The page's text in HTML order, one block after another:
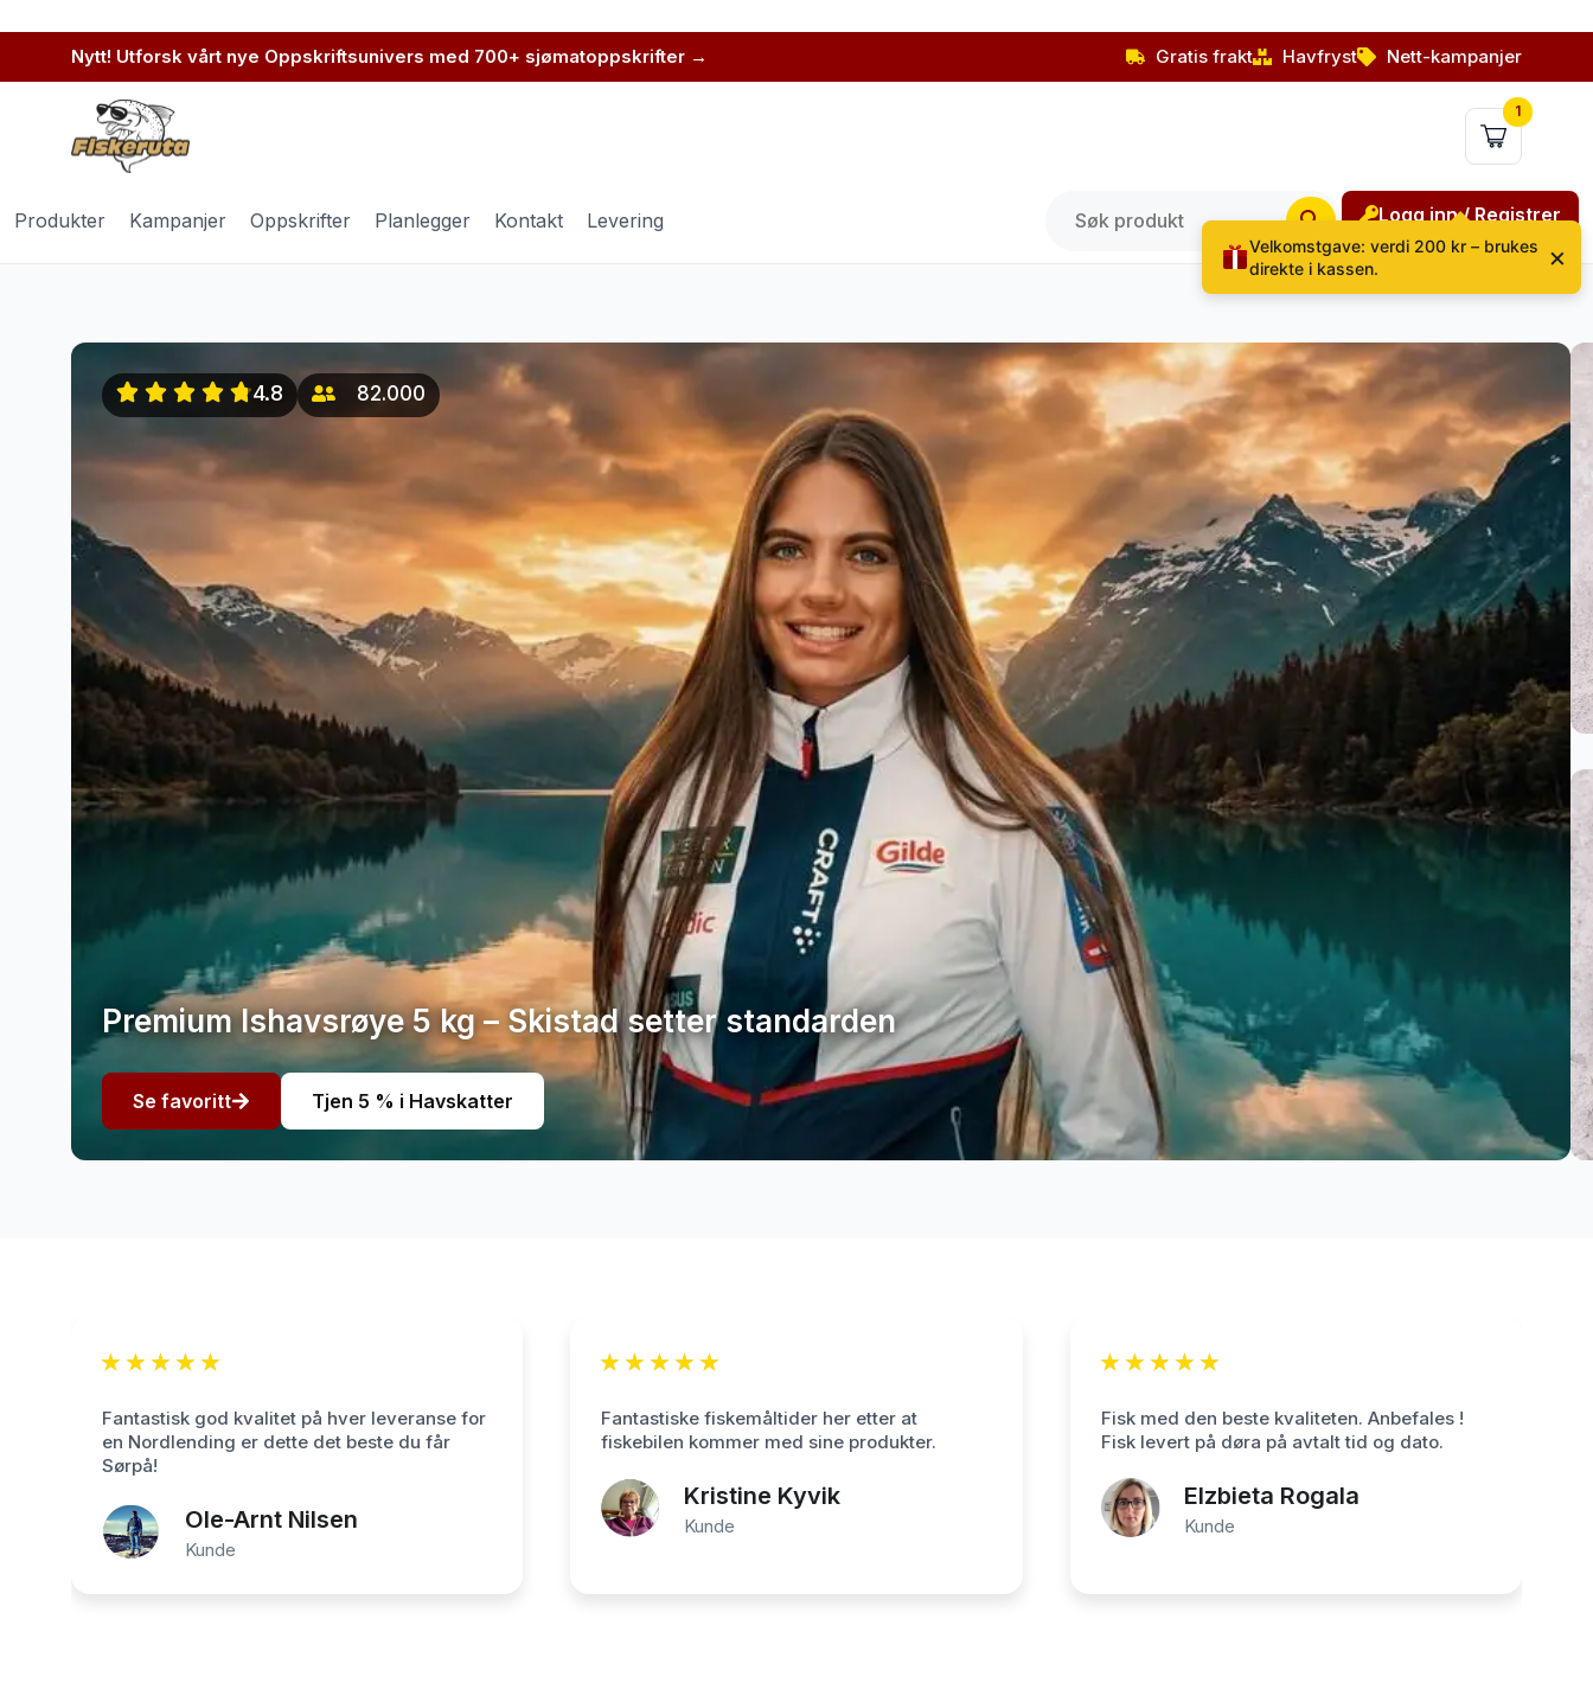
Premium fisk og sjømat levert hjem
Nytt! Utforsk vårt nye Oppskriftsunivers med 700+ sjømatoppskrifter → Gratis frakt Havfryst Nett-kampanjer
1
Produkter Kampanjer Oppskrifter Planlegger Kontakt Levering Logg inn / Registrer
4.8 82.000
Premium Ishavsrøye 5 kg – Skistad setter standarden
Se favoritt Tjen 5 % i Havskatter
Ole-Arnt Nilsen
★ ★ ★ ★ ★
Kunde
Fantastisk god kvalitet på hver leveranse for
en Nordlending er dette det beste du får
Sørpå!
Kristine Kyvik
★ ★ ★ ★ ★
Kunde
Fantastiske fiskemåltider her etter at
fiskebilen kommer med sine produkter.
Elzbieta Rogala
★ ★ ★ ★ ★
Kunde
Fisk med den beste kvaliteten. Anbefales !
Fisk levert på døra på avtalt tid og dato.
Velkomstgave: verdi 200 kr – brukes
direkte i kassen.
×